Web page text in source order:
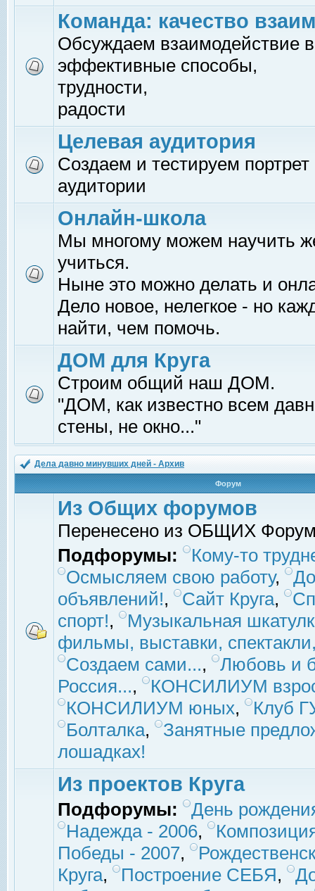
Команда: качество
Обсуждаем взаимодействие
эффективные способы,
трудности,
радости
Целевая аудитория
Создаем и тестируем
аудитории
Онлайн-школа
Мы многому можем научить
учиться.
Ныне это можно делать и
Дело новое, нелегкое - но
найти, чем помочь.
ДОМ для Круга
Строим общий наш ДОМ.
"ДОМ, как известно всем
стены, не окно..."
Дела давно минувших дней - Архив
Форум
Из Общих форумов
Перенесено из ОБЩИХ
Подфорумы:
Кому-то
Осмысляем свою работу,
объявлений!, Сайт Круга,
спорт!,
Музыкальная
фильмы, выставки,
Создаем сами...,
Любовь и
Россия...,
КОНСИЛИУМ
КОНСИЛИУМ юных,
Клуб
Болталка,
Занятные
лошадках!
Из проектов Круга
Подфорумы:
День
Надежда - 2006,
Победы - 2007,
Круга, Построение СЕБЯ,